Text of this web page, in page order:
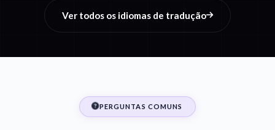
Ver todos os idiomas de tradução
PERGUNTAS COMUNS